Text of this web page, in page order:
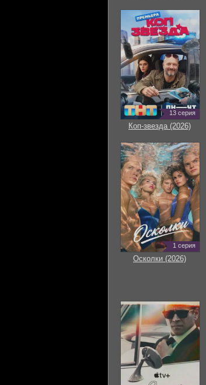
13 серия
Коп-звезда (2026)
1 серия
Осколки (2026)